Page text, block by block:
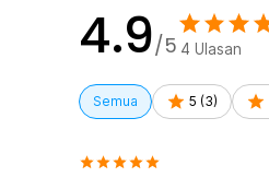
4.9/5 4 Ulasan
Semua 5 (3)